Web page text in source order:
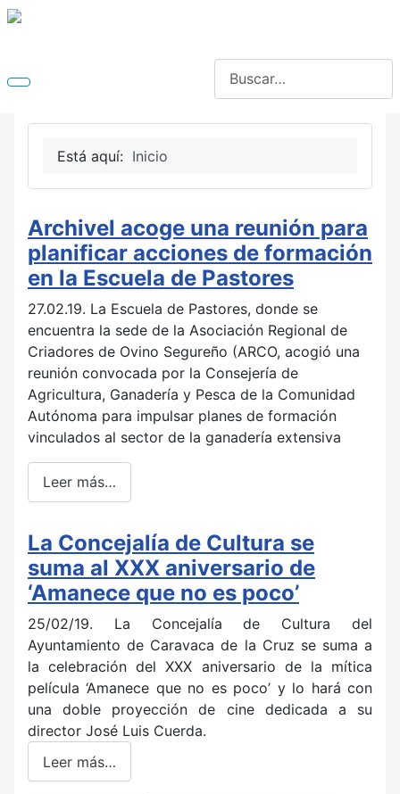
Está aquí: Inicio
Archivel acoge una reunión para
planificar acciones de formación
en la Escuela de Pastores
27.02.19. La Escuela de Pastores, donde se
encuentra la sede de la Asociación Regional de
Criadores de Ovino Segureño (ARCO, acogió una
reunión convocada por la Consejería de
Agricultura, Ganadería y Pesca de la Comunidad
Autónoma para impulsar planes de formación
vinculados al sector de la ganadería extensiva
Leer más…
La Concejalía de Cultura se
suma al XXX aniversario de
‘Amanece que no es poco’
25/02/19. La Concejalía de Cultura del
Ayuntamiento de Caravaca de la Cruz se suma a
la celebración del XXX aniversario de la mítica
película ‘Amanece que no es poco’ y lo hará con
una doble proyección de cine dedicada a su
director José Luis Cuerda.
Leer más…